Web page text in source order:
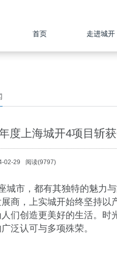
首页 走进城开
度上海城开4项目斩
02-29 阅读(9797)
市，都有其独特的魅力
商，上实城开始终坚持以
们创造更美好的生活。时
泛认可与多项殊荣。